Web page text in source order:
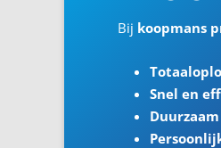
Bij koopmans
Snel en